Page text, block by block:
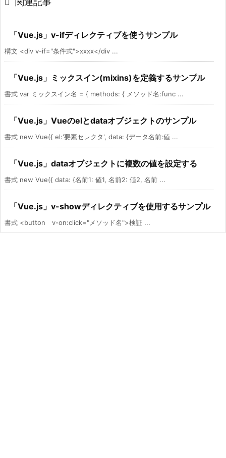
「Vue.js」v-ifディレクティブを使うサンプル
構文 <div v-if="条件式">xxxx</div ...
「Vue.js」ミックスイン(mixins)を定義するサンプル
書式 var ミックスイン名 = { methods: { メソッド名:func ...
「Vue.js」Vueのelとdataオブジェクトのサンプル
書式 new Vue({ el:'要素セレクタ', data: {データ名前:値 ...
「Vue.js」dataオブジェクトに複数の値を設定する
書式 new Vue({ data: {名前1: 値1, 名前2: 値2, 名前 ...
「Vue.js」v-showディレクティブを使用するサンプル
書式 <button v-on:click="メソッド名">検証 ...